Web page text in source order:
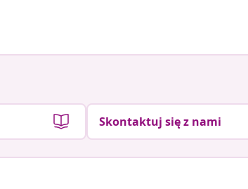
Skontaktuj się z nami